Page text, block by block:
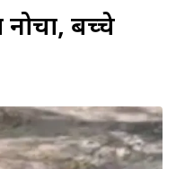
नोचा, बच्चे